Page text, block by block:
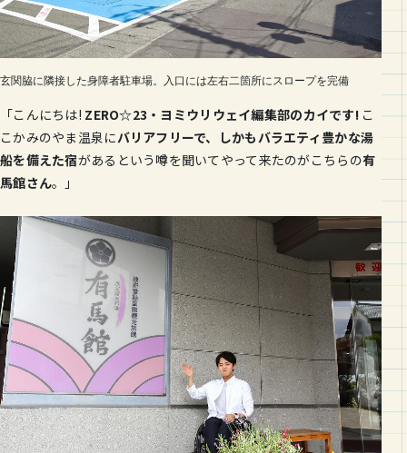
玄関脇に隣接した身障者駐車場。入口には左右二箇所にスロープを完備
「こんにちは! ZERO☆23・ヨミウリウェイ編集部のカイです!こ
こかみのやま温泉にバリアフリーで、しかもバラエティ豊かな湯
船を備えた宿があるという噂を聞いてやって来たのがこちらの有
馬館さん。」